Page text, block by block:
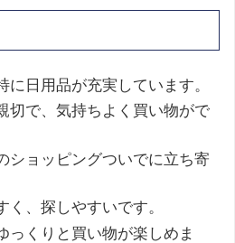
に日用品が充実しています。
切で、気持ちよく買い物がで
ショッピングついでに立ち寄
く、探しやすいです。
っくりと買い物が楽しめま